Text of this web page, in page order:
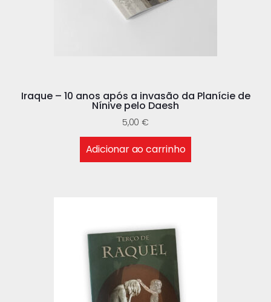
Iraque – 10 anos após a invasão da Planície de
Nínive pelo Daesh
5,00€
Adicionar ao carrinho